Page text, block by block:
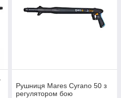
Рушниця Mares Cyrano 50 з
регулятором бою